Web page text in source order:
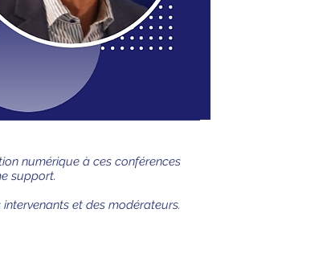
numérique à ces conférences
support.
et des modérateurs.